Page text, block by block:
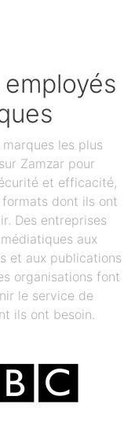
les plus
Zamzar pour
et efficacité,
dont ils ont
Des entreprises
aux
et aux publications
organisations font
le service de
ils ont besoin.